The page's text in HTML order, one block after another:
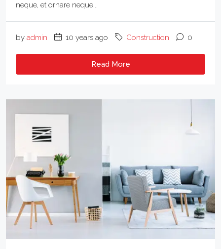
neque, et ornare neque...
by admin 10 years ago Construction 0
Read More